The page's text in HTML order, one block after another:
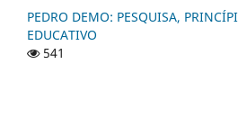
PEDRO DEMO: PESQUISA,
EDUCATIVO
541